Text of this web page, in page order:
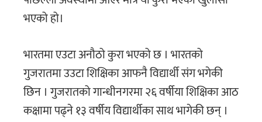
भएको हो।
भारतमा एउटा अनौठो कुरा भएको छ । भारतको
गुजरातमा उउटा शिक्षिका आफनै विद्यार्थी संग भगेकी
छिन । गुजरातको गान्धीनगरमा २६ वर्षीया शिक्षिका आठ
कक्षामा पढ्ने १३ वर्षीय विद्यार्थीका साथ भागेकी छन् ।